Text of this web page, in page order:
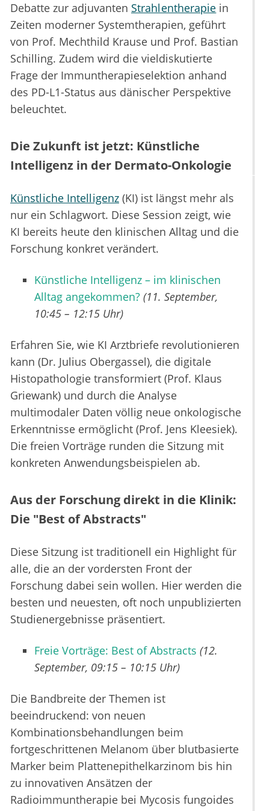
Debatte zur adjuvanten Strahlentherapie in
Zeiten moderner Systemtherapien, geführt
von Prof. Mechthild Krause und Prof. Bastian
Schilling. Zudem wird die vieldiskutierte
Frage der Immuntherapieselektion anhand
des PD-L1-Status aus dänischer Perspektive
beleuchtet.
Die Zukunft ist jetzt: Künstliche
Intelligenz in der Dermato-Onkologie
Künstliche Intelligenz(KI) ist längst mehr als
nur ein Schlagwort. Diese Session zeigt, wie
KI bereits heute den klinischen Alltag und die
Forschung konkret verändert.
Künstliche Intelligenz – im klinischen
Alltag angekommen? (11. September,
10:45 – 12:15 Uhr)
Erfahren Sie, wie KI Arztbriefe revolutionieren
kann (Dr. Julius Obergassel), die digitale
Histopathologie transformiert (Prof. Klaus
Griewank) und durch die Analyse
multimodaler Daten völlig neue onkologische
Erkenntnisse ermöglicht (Prof. Jens Kleesiek).
Die freien Vorträge runden die Sitzung mit
konkreten Anwendungsbeispielen ab.
Aus der Forschung direkt in die Klinik:
Die "Best of Abstracts"
Diese Sitzung ist traditionell ein Highlight für
alle, die an der vordersten Front der
Forschung dabei sein wollen. Hier werden die
besten und neuesten, oft noch unpublizierten
Studienergebnisse präsentiert.
Freie Vorträge: Best of Abstracts (12.
September, 09:15 – 10:15 Uhr)
Die Bandbreite der Themen ist
beeindruckend: von neuen
Kombinationsbehandlungen beim
fortgeschrittenen Melanom über blutbasierte
Marker beim Plattenepithelkarzinom bis hin
zu innovativen Ansätzen der
Radioimmuntherapie bei Mycosis fungoides